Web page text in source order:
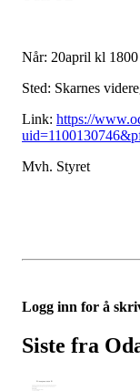
Når: 20april kl 1800
Sted: Skarnes
Link: https://
Mvh. Styret
Logg inn for å
Siste fra